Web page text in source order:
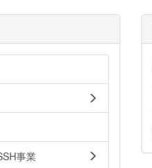
事業